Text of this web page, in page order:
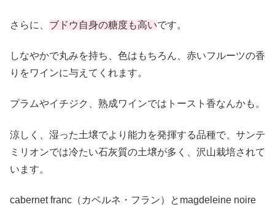
さらに、 ブドウ自身の糖度も高いです。
しなやかで丸みを持ち、色はもちろん、赤いフルーツの香
りをワインに与えてくれます。
プラムやイチジク、熟成ワインではトースト香なんかも。
涼しく、湿った土壌でより能力を発揮する品種で、サンテ
ミリオンでは冷たい石灰質の土壌が多く、沢山栽培されて
います。
cabernet franc（カベルネ・フラン）とmagdeleine noire